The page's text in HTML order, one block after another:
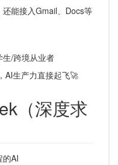
能接入Gmail、Docs等
生/跨境从业者
AI生产力直接起飞🚀
（深度求
的AI